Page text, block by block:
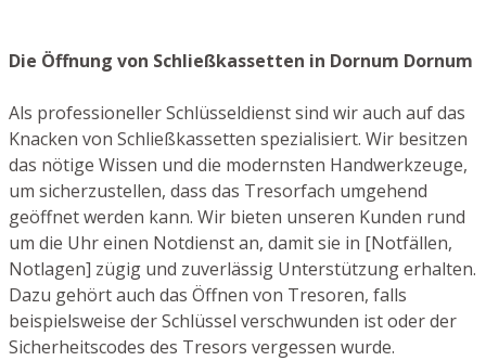
Die Öffnung von Schließkassetten in Dornum Dornum
Als professioneller Schlüsseldienst sind wir auch auf das
Knacken von Schließkassetten spezialisiert. Wir besitzen
das nötige Wissen und die modernsten Handwerkzeuge,
um sicherzustellen, dass das Tresorfach umgehend
geöffnet werden kann. Wir bieten unseren Kunden rund
um die Uhr einen Notdienst an, damit sie in [Notfällen,
Notlagen] zügig und zuverlässig Unterstützung erhalten.
Dazu gehört auch das Öffnen von Tresoren, falls
beispielsweise der Schlüssel verschwunden ist oder der
Sicherheitscodes des Tresors vergessen wurde.